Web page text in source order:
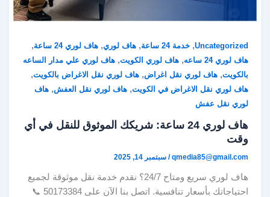
Uncategorized
,خدمة 24 ساعة ,هاف لوري,هاف لوري 24 ساعة ,
هاف لوري 24 ساعه ,هاف لوري الكويت,هاف لوري علي مدار الساعه
بالكويت,هاف لوري نقل اغراض,هاف لوري نقل الاغراض بالكويت,
هاف لوري نقل الاغراض في الكويت,هاف لوري نقل العفش,هاف
لوري نقل عفش
هاف لوري 24 ساعة: شريكك الموثوق للنقل في أي
وقت
qmedia85@gmail.com
/سبتمبر 14, 2025
هاف لوري سريع ومتاح 24/7؟ نقدم خدمة نقل موثوقة لجميع
احتياجاتك بأسعار تنافسية. اتصل بنا الآن على 50173384 📞